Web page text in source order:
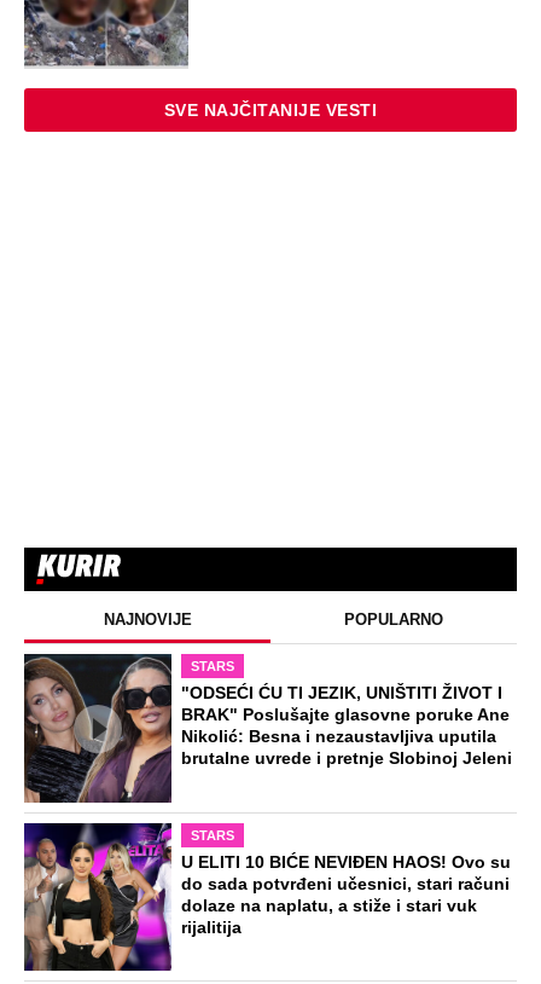
SVE NAJČITANIJE VESTI
NAJNOVIJE POPULARNO
STARS
"ODSEĆI ĆU TI JEZIK, UNIŠTITI ŽIVOT I
BRAK" Poslušajte glasovne poruke Ane
Nikolić: Besna i nezaustavljiva uputila
brutalne uvrede i pretnje Slobinoj Jeleni
STARS
U ELITI 10 BIĆE NEVIĐEN HAOS! Ovo su
do sada potvrđeni učesnici, stari računi
dolaze na naplatu, a stiže i stari vuk
rijalitija